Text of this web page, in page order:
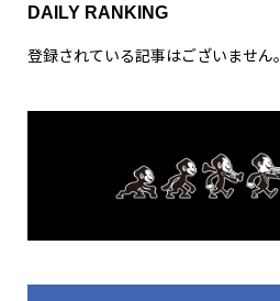
DAILY RANKING
登録されている記事はございません。